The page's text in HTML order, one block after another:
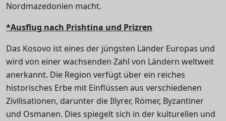
Nordmazedonien macht.
*Ausflug nach Prishtina und Prizren
Das Kosovo ist eines der jüngsten Länder Europas und
wird von einer wachsenden Zahl von Ländern weltweit
anerkannt. Die Region verfügt über ein reiches
historisches Erbe mit Einflüssen aus verschiedenen
Zivilisationen, darunter die Illyrer, Römer, Byzantiner
und Osmanen. Dies spiegelt sich in der kulturellen und